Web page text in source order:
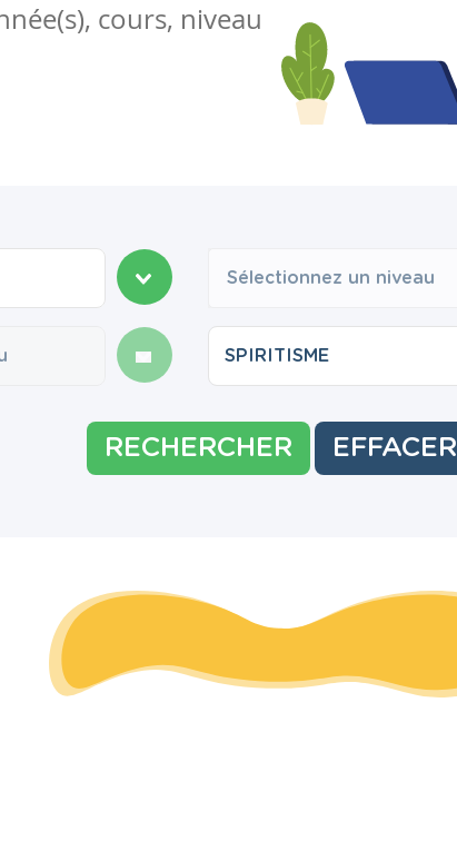
cours, niveau
Sélectionnez un niveau
RECHERCHER EFFACER